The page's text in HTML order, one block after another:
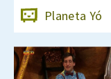
Planeta Yó